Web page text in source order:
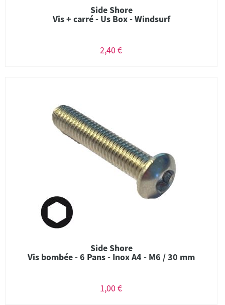
Side Shore
Vis + carré - Us Box - Windsurf
2,40 €
Side Shore
Vis bombée - 6 Pans - Inox A4 - M6 / 30 mm
1,00 €